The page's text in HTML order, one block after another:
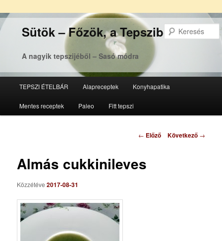
Sütök – Főzök, a Tepsziből
A nagyik tepszijéből – Sasó módra
Tovább
az
Tovább
a
TEPSZI ÉTELBÁR Alapreceptek Konyhapatika
Mentes receptek Paleo Fitt tepszi
Bejegyzés
← Előző Következő →
Almás cukkinileves
Közzétéve2017-08-31